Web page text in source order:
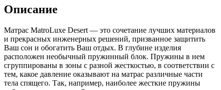
Описание
Матрас MatroLuxe Desert — это сочетание лучших материалов
и прекрасных инженерных решений, призванное защитить
Ваш сон и обогатить Ваш отдых. В глубине изделия
расположен необычный пружинный блок. Пружины в нем
сгруппированы в зоны с разной жесткостью, в соответствии с
тем, какое давление оказывают на матрас различные части
тела спящего. Так, например, наиболее жесткие пружины